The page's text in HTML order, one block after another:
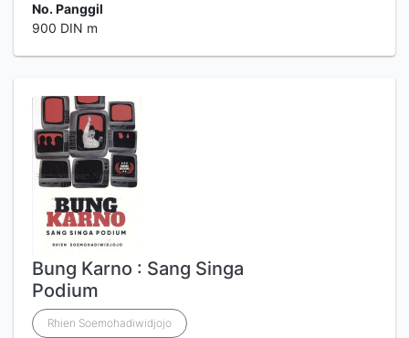
No. Panggil
900 DIN m
Bung Karno : Sang Singa
Podium
Rhien Soemohadiwidjojo